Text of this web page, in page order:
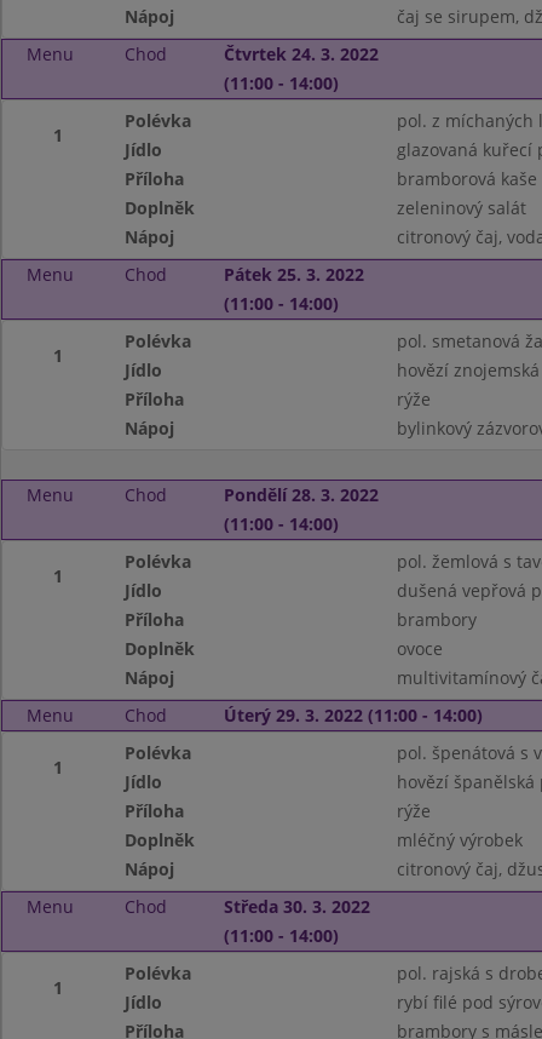
Nápoj
čaj se sirupem,
Menu
Chod
Čtvrtek 24. 3. 2022
(11:00 - 14:00)
1
Polévka
pol. z míchaných
Jídlo
glazovaná kuřecí
Příloha
bramborová kaše
Doplněk
zeleninový salát
Nápoj
citronový čaj,
Menu
Chod
Pátek 25. 3. 2022
(11:00 - 14:00)
1
Polévka
pol. smetanová
Jídlo
hovězí
Příloha
rýže
Nápoj
bylinkový
Menu Chod
Pondělí 28. 3. 2022
(11:00 - 14:00)
1
Polévka
pol. žemlová s
Jídlo
dušená vepřová
Příloha
brambory
Doplněk
ovoce
Nápoj
multivitamínový
Menu
Chod Úterý 29. 3. 2022 (11:00 - 14:00)
1
Polévka
pol. špenátová s
Jídlo
hovězí španělská
Příloha
rýže
Doplněk
mléčný výrobek
Nápoj
citronový čaj,
Menu
Chod
Středa 30. 3. 2022
(11:00 - 14:00)
1
Polévka
pol. rajská s
Jídlo
rybí filé pod
Příloha
brambory s